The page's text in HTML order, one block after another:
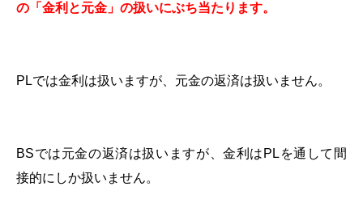
の「金利と元金」の扱いにぶち当たります。
PLでは金利は扱いますが、元金の返済は扱いません。
BSでは元金の返済は扱いますが、金利は PL を通して間
接的にしか扱いません。